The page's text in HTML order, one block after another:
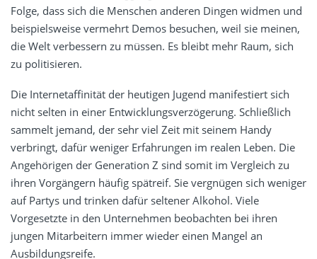
Folge, dass sich die Menschen anderen Dingen widmen und
beispielsweise vermehrt Demos besuchen, weil sie meinen,
die Welt verbessern zu müssen. Es bleibt mehr Raum, sich
zu politisieren.
Die Internetaffinität der heutigen Jugend manifestiert sich
nicht selten in einer Entwicklungsverzögerung. Schließlich
sammelt jemand, der sehr viel Zeit mit seinem Handy
verbringt, dafür weniger Erfahrungen im realen Leben. Die
Angehörigen der Generation Z sind somit im Vergleich zu
ihren Vorgängern häufig spätreif. Sie vergnügen sich weniger
auf Partys und trinken dafür seltener Alkohol. Viele
Vorgesetzte in den Unternehmen beobachten bei ihren
jungen Mitarbeitern immer wieder einen Mangel an
Ausbildungsreife.